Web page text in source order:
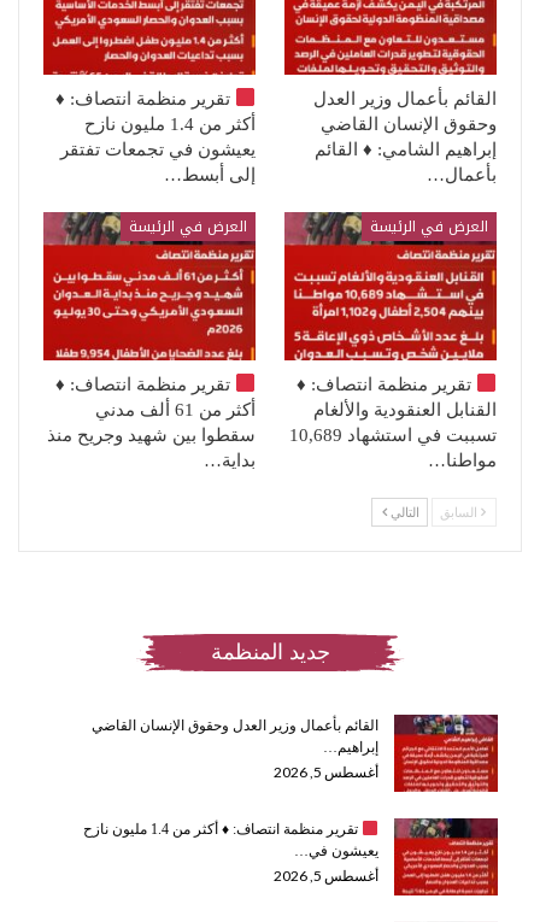
القائم بأعمال وزير العدل
وحقوق الإنسان القاضي
إبراهيم الشامي: ♦️ القائم
بأعمال…
تقرير منظمة انتصاف: ♦️
أكثر من 1.4 مليون نازح
يعيشون في تجمعات تفتقر
إلى أبسط…
العرض في الرئيسة
تقرير منظمة انتصاف: ♦️
القنابل العنقودية والألغام
تسببت في استشهاد 10,689
مواطنا…
العرض في الرئيسة
تقرير منظمة انتصاف: ♦️
أكثر من 61 ألف مدني
سقطوا بين شهيد وجريح منذ
بداية…
السابق التالي
جديد المنظمة
القائم بأعمال وزير العدل وحقوق الإنسان القاضي
إبراهيم…
أغسطس 5, 2026
تقرير منظمة انتصاف: ♦️
أكثر من 1.4 مليون نازح
يعيشون في…
أغسطس 5, 2026